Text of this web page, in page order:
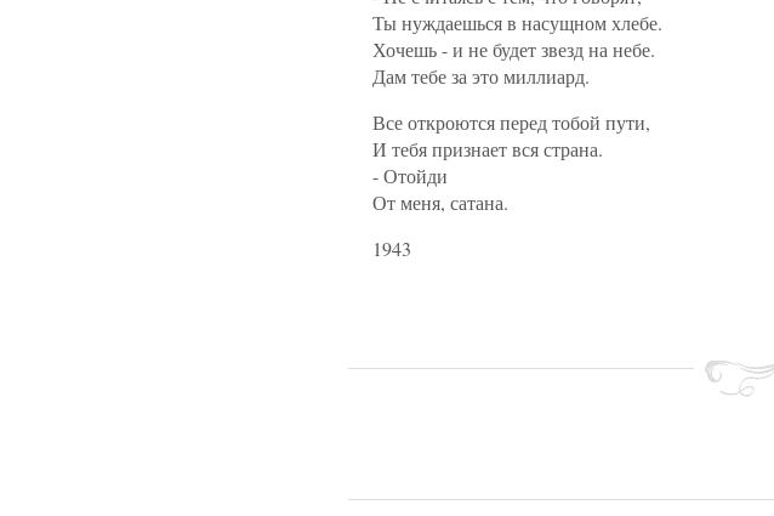
Ты нуждаешься в насущном хлебе.
Хочешь - и не будет звезд на небе.
Дам тебе за это миллиард.
Все откроются перед тобой пути,
И тебя признает вся страна.
- Отойди
От меня, сатана.
1943